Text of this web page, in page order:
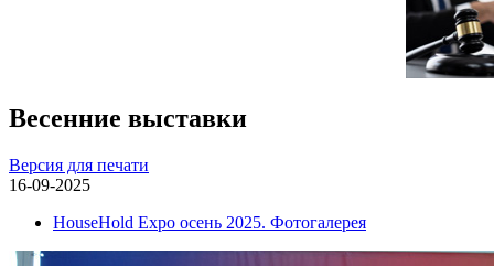
Весенние выставки
Версия для печати
16-09-2025
HouseHold Expo осень 2025. Фотогалерея